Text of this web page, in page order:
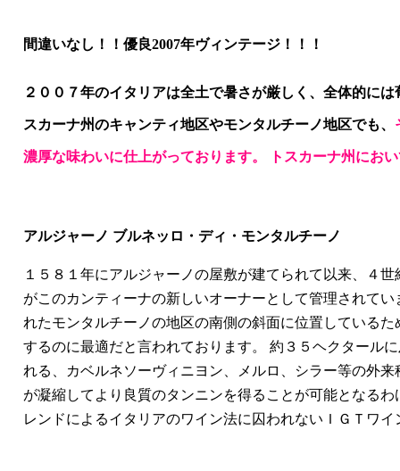
間違いなし！！優良2007年ヴィンテージ！！！
２００７年のイタリアは全土で暑さが厳しく、全体的に
スカーナ州のキャンティ地区やモンタルチーノ地区でも、
濃厚な味わいに仕上がっております。 トスカーナ州にお
アルジャーノ ブルネッロ・ディ・モンタルチーノ
１５８１年にアルジャーノの屋敷が建てられて以来、４
がこのカンティーナの新しいオーナーとして管理されて
れたモンタルチーノの地区の南側の斜面に位置している
するのに最適だと言われております。 約３５ヘクタール
れる、カベルネソーヴィニヨン、メルロ、シラー等の外
が凝縮してより良質のタンニンを得ることが可能となる
レンドによるイタリアのワイン法に囚われないＩＧＴワ